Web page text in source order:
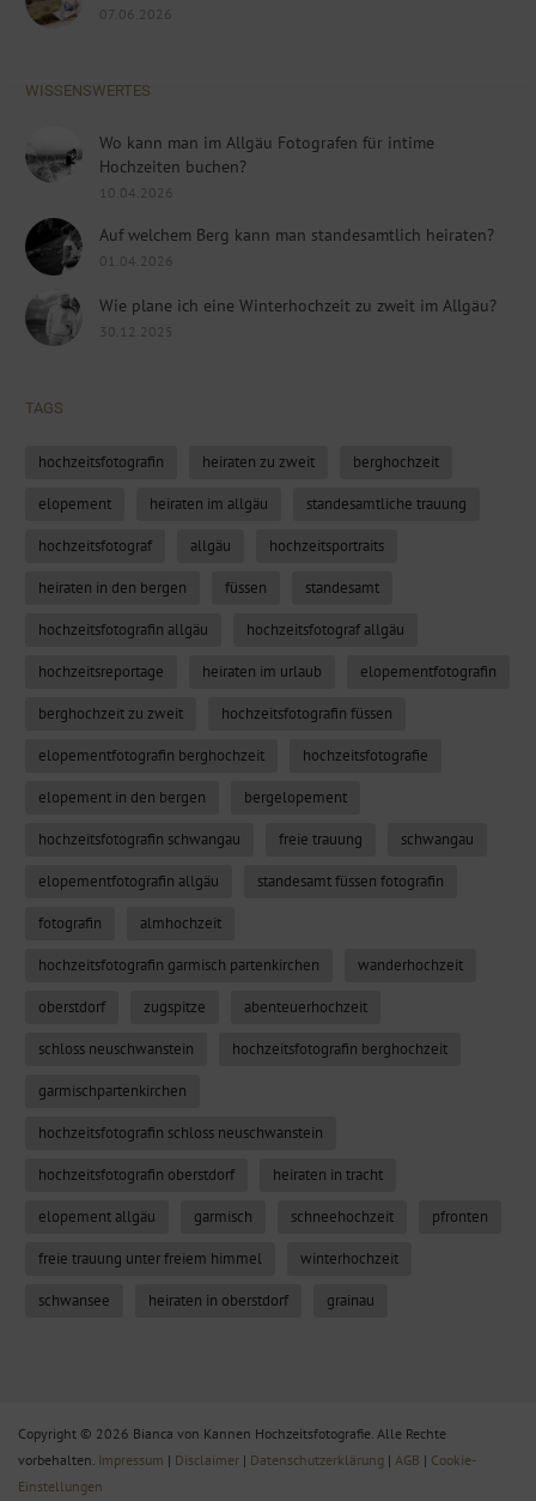
07.06.2026
WISSENSWERTES
Wo kann man im Allgäu Fotografen für intime
Hochzeiten buchen?
10.04.2026
Auf welchem Berg kann man standesamtlich heiraten?
01.04.2026
Wie plane ich eine Winterhochzeit zu zweit im Allgäu?
30.12.2025
TAGS
hochzeitsfotografin heiraten zu zweit berghochzeit
elopement heiraten im allgäu standesamtliche trauung
hochzeitsfotograf allgäu hochzeitsportraits
heiraten in den bergen füssen standesamt
hochzeitsfotografin allgäu hochzeitsfotograf allgäu
hochzeitsreportage heiraten im urlaub elopementfotografin
berghochzeit zu zweit hochzeitsfotografin füssen
elopementfotografin berghochzeit hochzeitsfotografie
elopement in den bergen bergelopement
hochzeitsfotografin schwangau freie trauung schwangau
elopementfotografin allgäu standesamt füssen fotografin
fotografin almhochzeit
hochzeitsfotografin garmisch partenkirchen wanderhochzeit
oberstdorf zugspitze abenteuerhochzeit
schloss neuschwanstein hochzeitsfotografin berghochzeit
garmischpartenkirchen
hochzeitsfotografin schloss neuschwanstein
hochzeitsfotografin oberstdorf heiraten in tracht
elopement allgäu garmisch schneehochzeit pfronten
freie trauung unter freiem himmel winterhochzeit
schwansee heiraten in oberstdorf grainau
Copyright © 2026 Bianca von Kannen Hochzeitsfotografie. Alle Rechte
vorbehalten. Impressum | Disclaimer | Datenschutzerklärung | AGB | Cookie-
Einstellungen